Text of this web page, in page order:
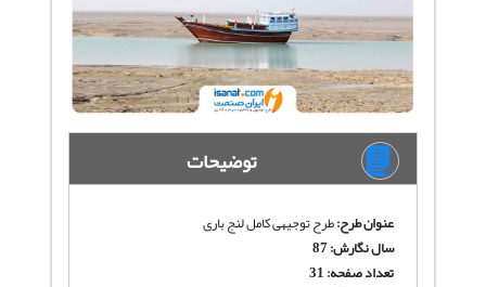
توضیحات
عنوان طرح:طرح توجیهی کامل لنج باری
سال نگارش: 87
تعداد صفحه: 31